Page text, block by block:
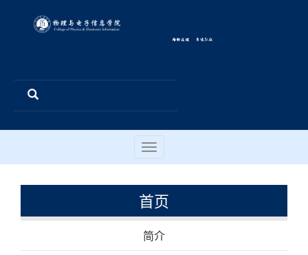
Toggle
navigation
首页
简介